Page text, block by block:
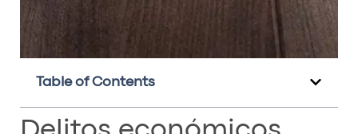
Table of Contents